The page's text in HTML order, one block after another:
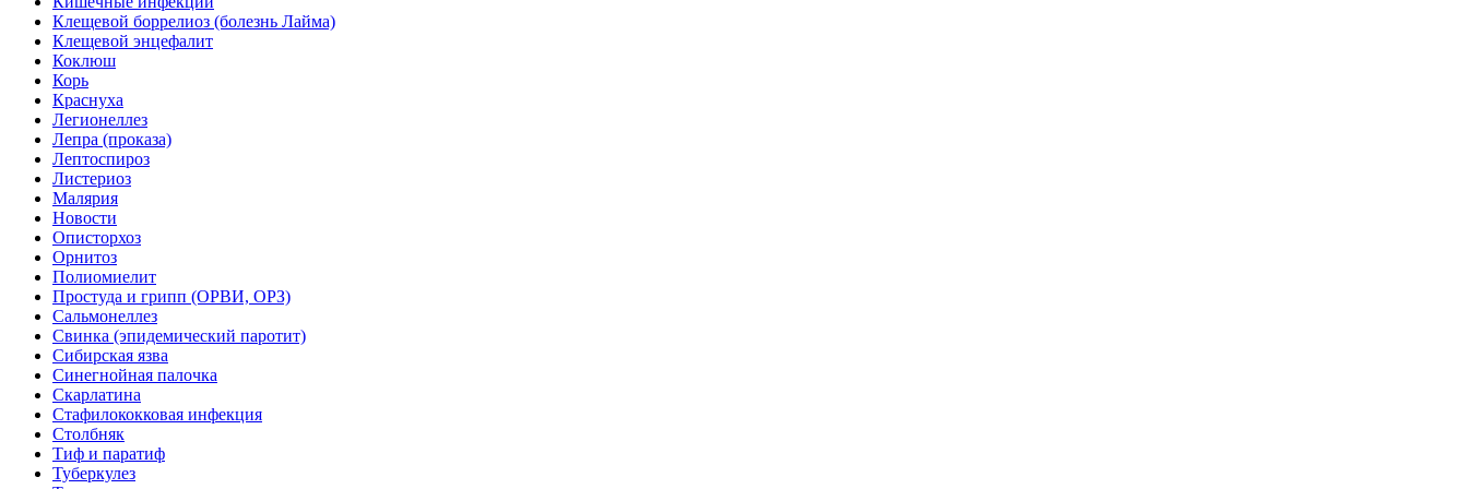
Клещевой боррелиоз (болезнь Лайма)
Клещевой энцефалит
Коклюш
Корь
Краснуха
Легионеллез
Лепра (проказа)
Лептоспироз
Листериоз
Малярия
Новости
Описторхоз
Орнитоз
Полиомиелит
Простуда и грипп (ОРВИ, ОРЗ)
Сальмонеллез
Свинка (эпидемический паротит)
Сибирская язва
Синегнойная палочка
Скарлатина
Стафилококковая инфекция
Столбняк
Тиф и паратиф
Туберкулез